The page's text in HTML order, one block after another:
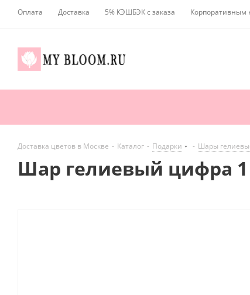
Оплата Доставка 5% КЭШБЭК с заказа Корпоративным
Доставка цветов в Москве - Каталог - Подарки - Шары
Шар гелиевый цифра 1